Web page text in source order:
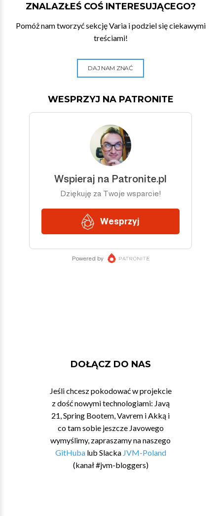
ZNALAZŁEŚ COŚ INTERESUJĄCEGO?
Pomóż nam tworzyć sekcję Varia i podziel się ciekawymi
treściami!
DAJ NAM ZNAĆ
WESPRZYJ NA PATRONITE
DOŁĄCZ DO NAS
Jeśli chcesz pokodować w projekcie
z dość nowymi technologiami: Javą
21, Spring Bootem, Vavrem i Akką i
co tam sobie jeszcze Javowego
wymyślimy, zapraszamy na naszego
GitHubalub Slacka JVM-Poland
(kanał #jvm-bloggers)